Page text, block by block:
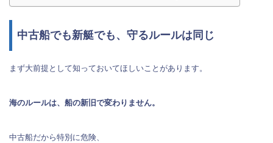
中古船でも新艇でも、守るルールは同じ
まず大前提として知っておいてほしいことがあります。
海のルールは、船の新旧で変わりません。
中古船だから特別に危険、